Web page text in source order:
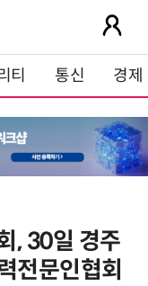
티 통신 경제
, 30일 경주
전문인협회